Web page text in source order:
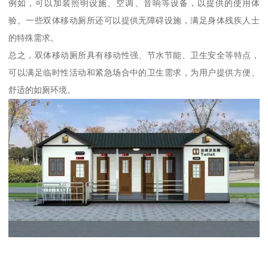
例如，可以加装照明设施、空调、音响等设备，以提供的使用体
验。一些双体移动厕所还可以提供无障碍设施，满足身体残疾人士
的特殊需求。
总之，双体移动厕所具有移动性强、节水节能、卫生安全等特点，
可以满足临时性活动和紧急场合中的卫生需求，为用户提供方便、
舒适的如厕环境。